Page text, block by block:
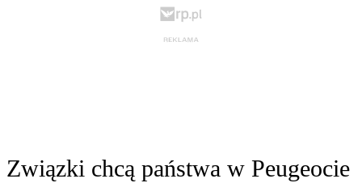
Związki chcą państwa w Peugeocie